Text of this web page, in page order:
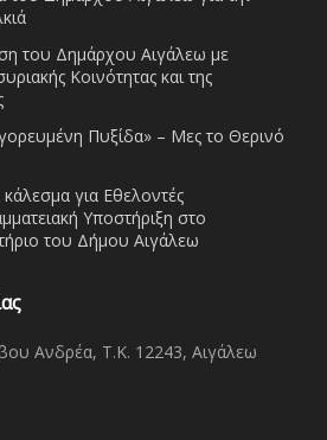
του Δημάρχου Αιγάλεω με
Κοινότητας και της
Πυξίδα» – Μες το Θερινό
για Εθελοντές
Υποστήριξη στο
του Δήμου Αιγάλεω
Ανδρέα, Τ.Κ. 12243, Αιγάλεω